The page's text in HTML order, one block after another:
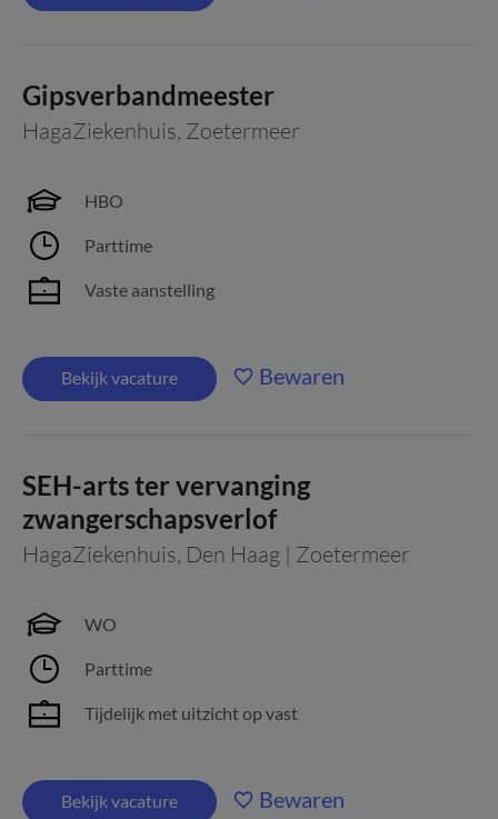
Gipsverbandmeester
HagaZiekenhuis, Zoetermeer
HBO
Parttime
Vaste aanstelling
Bekijk vacature Bewaren
SEH-arts ter vervanging
zwangerschapsverlof
HagaZiekenhuis, Den Haag | Zoetermeer
WO
Parttime
Tijdelijk met uitzicht op vast
Bekijk vacature Bewaren